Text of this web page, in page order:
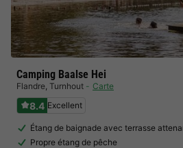
Camping Baalse Hei
Flandre, Turnhout Carte
8.4 Excellent
Étang de baignade avec terrasse
Propre étang de pêche